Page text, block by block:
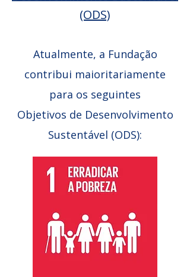
(ODS)
Atualmente, a Fundação
contribui maioritariamente
para os seguintes
Objetivos de Desenvolvimento
Sustentável (ODS):